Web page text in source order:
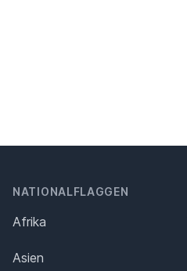
NATIONALFLAGGEN
Afrika
Asien